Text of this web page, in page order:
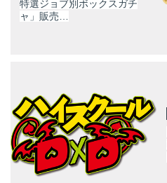
特選ジョブ別ボックスガチ
ャ」販売…